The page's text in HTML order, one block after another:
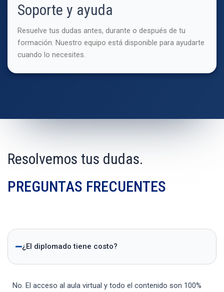
Soporte y ayuda
Resuelve tus dudas antes, durante o después de tu
formación. Nuestro equipo está disponible para ayudarte
cuando lo necesites.
Resolvemos tus dudas.
PREGUNTAS FRECUENTES
¿El diplomado tiene costo?
No. El acceso al aula virtual y todo el contenido son 100%